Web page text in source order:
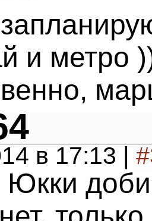
и метро
в 17:13 |
Юкки